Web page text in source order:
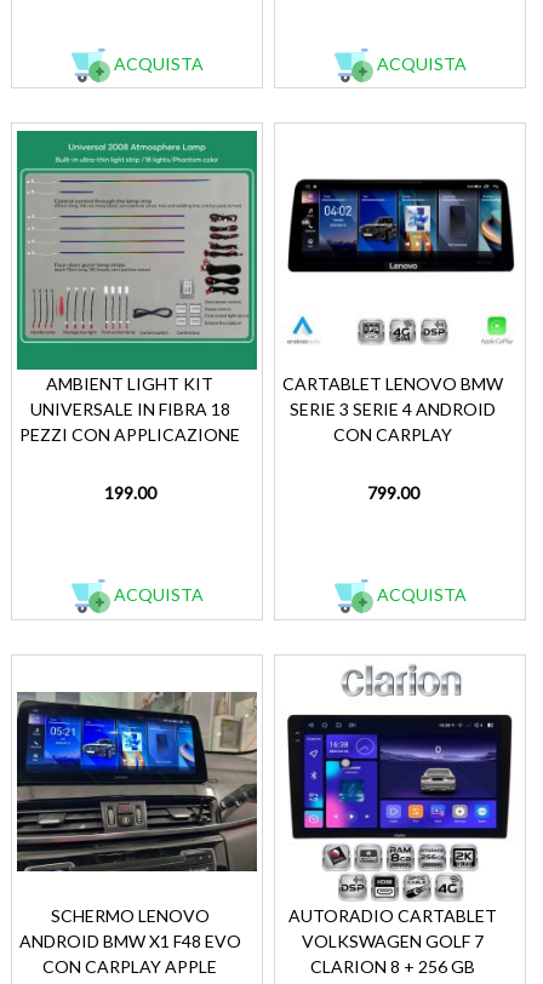
ACQUISTA ACQUISTA
AMBIENT LIGHT KIT
UNIVERSALE IN FIBRA 18
PEZZI CON APPLICAZIONE
199.00
ACQUISTA
CARTABLET LENOVO BMW
SERIE 3 SERIE 4 ANDROID
CON CARPLAY
799.00
ACQUISTA
SCHERMO LENOVO
ANDROID BMW X1 F48 EVO
CON CARPLAY APPLE
AUTORADIO CARTABLET
VOLKSWAGEN GOLF 7
CLARION 8 + 256 GB